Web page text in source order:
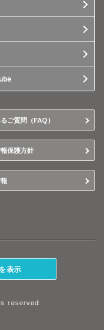
ご質問（FAQ）
保護方針
表示
reserved.